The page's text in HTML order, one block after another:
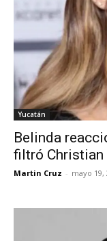
Yucatán
Belinda
filtró Christian
Martin Cruz - mayo 19,